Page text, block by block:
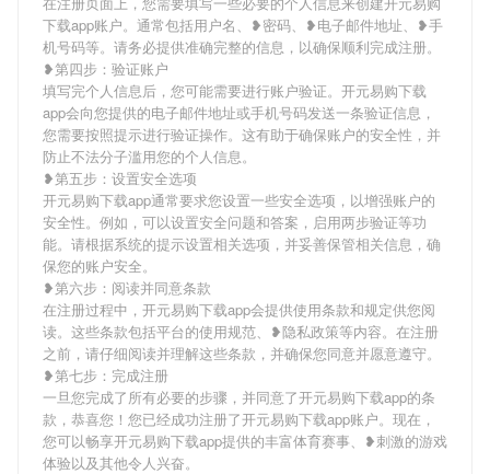
下载app账户。通常包括用户名、❥密码、❥电子邮件地址、❥手
机号码等。请务必提供准确完整的信息，以确保顺利完成注册。
❥第四步：验证账户
填写完个人信息后，您可能需要进行账户验证。开元易购下载
app会向您提供的电子邮件地址或手机号码发送一条验证信息，
您需要按照提示进行验证操作。这有助于确保账户的安全性，并
防止不法分子滥用您的个人信息。
❥第五步：设置安全选项
开元易购下载app通常要求您设置一些安全选项，以增强账户的
安全性。例如，可以设置安全问题和答案，启用两步验证等功
能。请根据系统的提示设置相关选项，并妥善保管相关信息，确
保您的账户安全。
❥第六步：阅读并同意条款
在注册过程中，开元易购下载app会提供使用条款和规定供您阅
读。这些条款包括平台的使用规范、❥隐私政策等内容。在注册
之前，请仔细阅读并理解这些条款，并确保您同意并愿意遵守。
❥第七步：完成注册
一旦您完成了所有必要的步骤，并同意了开元易购下载app的条
款，恭喜您！您已经成功注册了开元易购下载app账户。现在，
您可以畅享开元易购下载app提供的丰富体育赛事、❥刺激的游戏
体验以及其他令人兴奋。